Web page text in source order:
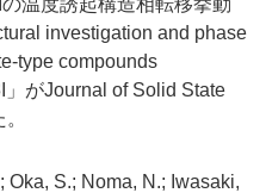
investigation and phase
type compounds
がJournal of Solid State
Oka, S.; Noma, N.; Iwasaki,